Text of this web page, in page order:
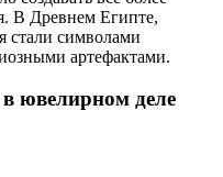
В Древнем Египте,
стали символами
артефактами.
ювелирном деле